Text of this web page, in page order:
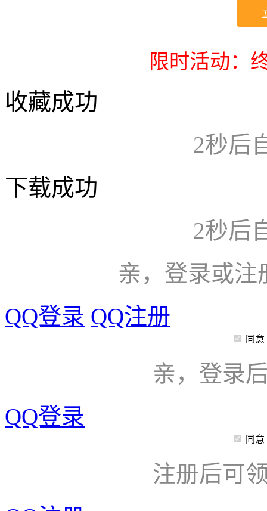
限时活动：
收藏成功
2秒后
下载成功
2秒后
亲，登录或注
QQ登录 QQ注册
同意
亲，登录
QQ登录
同意
注册后可